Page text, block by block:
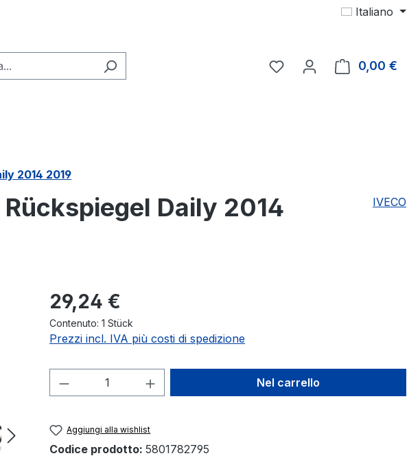
Italiano
Hai 0 articoli nella lista
0,00 €
2014 2019
Daily 2014
IVECO
Prezzo normale:
29,24 €
Contenuto: 1 Stück
Prezzi incl. IVA più costi di spedizione
Quantità del prodotto: inserisci la quantità
Nel carrello
Aggiungi alla wishlist
Codice prodotto: 5801782795